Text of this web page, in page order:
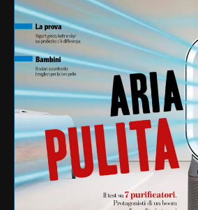
benessere animale bollette
Coop coronavirus dieta diritti
farmaci francia gas
inquinamento listeria ministero
Monsanto Ogm pasta
plastica privacy richiamo ritiro
salute sicurezza sicurezza
telefonia test tim zucchero